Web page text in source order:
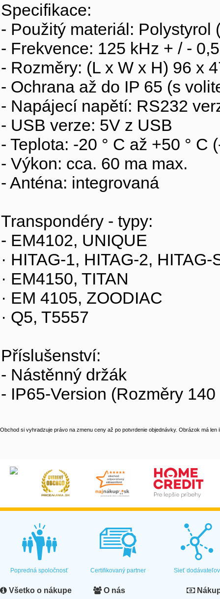
Specifikace:
- Použitý materiál: Polystyrol
- Frekvence: 125 kHz + / -
- Rozměry: (L x W x H) 96 x
- Ochrana až do IP 65 (s
- Napájecí napětí: RS232
- USB verze: 5V z USB
- Teplota: -20 ° C až +50 ° C
- Výkon: cca. 60 ma max.
- Anténa: integrovaná
Transpondéry - typy:
- EM4102, UNIQUE
· HITAG-1, HITAG-2, HITAG-
· EM4150, TITAN
· EM 4105, ZOODIAC
· Q5, T5557
Příslušenství:
- Nástěnný držák
- IP65-Version (Rozměry
Obchod si vyhradzuje právo na zmenu ceny až po potvrdenie objednávky. Obrázok má len
Popredná spoločnosť Certifikovaný partner Sieť dodávateľov
Všetko o nákupe O nás